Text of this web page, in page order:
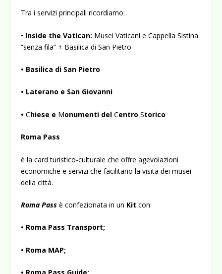
Tra i servizi principali ricordiamo:
• Inside the Vatican: Musei Vaticani e Cappella Sistina
“senza fila” + Basilica di San Pietro
• Basilica di San Pietro
• Laterano e San Giovanni
•Chiese e Monumenti delCentroStorico
Roma Pass
è la card turistico-culturale che offre agevolazioni
economiche e servizi che facilitano la visita dei musei
della città.
Roma Passè confezionata in un Kitcon:
• Roma Pass Transport;
• Roma MAP;